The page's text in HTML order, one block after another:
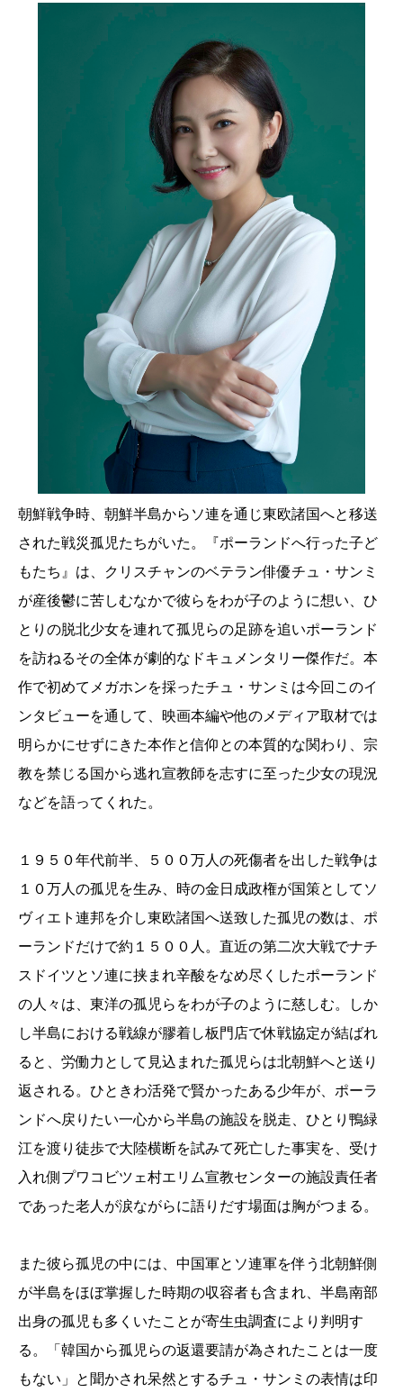
朝鮮戦争時、朝鮮半島からソ連を通じ東欧諸国へと移送
された戦災孤児たちがいた。『ポーランドへ行った子ど
もたち』は、クリスチャンのベテラン俳優チュ・サンミ
が産後鬱に苦しむなかで彼らをわが子のように想い、ひ
とりの脱北少女を連れて孤児らの足跡を追いポーランド
を訪ねるその全体が劇的なドキュメンタリー傑作だ。本
作で初めてメガホンを採ったチュ・サンミは今回このイ
ンタビューを通して、映画本編や他のメディア取材では
明らかにせずにきた本作と信仰との本質的な関わり、宗
教を禁じる国から逃れ宣教師を志すに至った少女の現況
などを語ってくれた。
１９５０年代前半、５００万人の死傷者を出した戦争は
１０万人の孤児を生み、時の金日成政権が国策としてソ
ヴィエト連邦を介し東欧諸国へ送致した孤児の数は、ポ
ーランドだけで約１５００人。直近の第二次大戦でナチ
スドイツとソ連に挟まれ辛酸をなめ尽くしたポーランド
の人々は、東洋の孤児らをわが子のように慈しむ。しか
し半島における戦線が膠着し板門店で休戦協定が結ばれ
ると、労働力として見込まれた孤児らは北朝鮮へと送り
返される。ひときわ活発で賢かったある少年が、ポーラ
ンドへ戻りたい一心から半島の施設を脱走、ひとり鴨緑
江を渡り徒歩で大陸横断を試みて死亡した事実を、受け
入れ側プワコビツェ村エリム宣教センターの施設責任者
であった老人が涙ながらに語りだす場面は胸がつまる。
また彼ら孤児の中には、中国軍とソ連軍を伴う北朝鮮側
が半島をほぼ掌握した時期の収容者も含まれ、半島南部
出身の孤児も多くいたことが寄生虫調査により判明す
る。「韓国から孤児らの返還要請が為されたことは一度
もない」と聞かされ呆然とするチュ・サンミの表情は印